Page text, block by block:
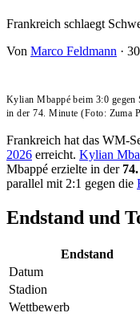
Frankreich schlaegt
Von Marco Feldmann ·
Kylian Mbappé beim 3:0
in der 74. Minute (Foto: Zuma
Frankreich hat das WM-
2026 erreicht. Kylian
Mbappé erzielte in der
parallel mit 2:1 gegen die
Endstand und
Endstand
Datum
Stadion
Wettbewerb